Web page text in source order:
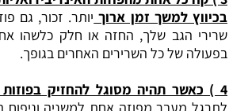
בכיווץ למשך זמן ארוך יותר. זכור, גם
שרירי הגב שלך, החזה או חלק כלשהו
בפעולה של כל השרירים האחרים בגופך.
4 ‏) כאשר תהיה מסוגל להחזיק בפוזות הללו יותר זמן
לתרגל מעבר מפוזה אחת למשניה וניפוח